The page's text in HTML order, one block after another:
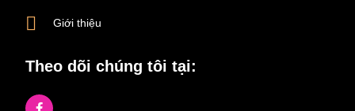
Giới thiệu
Theo dõi chúng tôi tại: